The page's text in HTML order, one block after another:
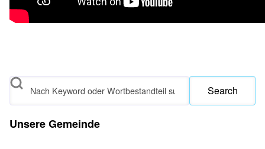
Search
Unsere Gemeinde